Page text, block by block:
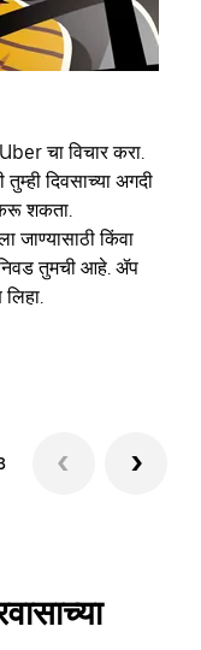
चा विचार करा.
दिवसाच्या अगदी
करू शकता.
जाण्यासाठी किंवा
निवड तुमची आहे. ॲप